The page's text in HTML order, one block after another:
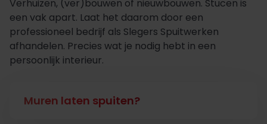
Verhuizen, (ver)bouwen of nieuwbouwen. Stucen is
een vak apart. Laat het daarom door een
professioneel bedrijf als Slegers Spuitwerken
afhandelen. Precies wat je nodig hebt in een
persoonlijk interieur.
Muren laten spuiten?